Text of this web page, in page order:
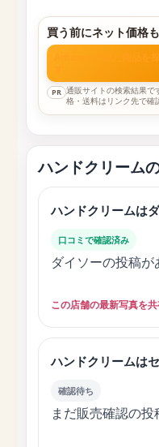
買う前にネット価格
PR 通販サイトの検索結果で
格・送料はリンク先で確
ハンドクリーム
ハンドクリームは
口コミで確認済み
ダイソーの投稿が
この店舗の最新写真を
ハンドクリームは
確認待ち
まだ販売確認の投